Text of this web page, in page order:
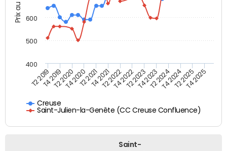
Creuse
Saint-Julien-la-Genête (CC Creuse Confluence)
T2 2019T4 2019T2 2020T4 2020T2 2021T4 2021T2 2022T4 2022T2 2023T4 2023T2 2024T4 2024T2 2025T4 2025
400
500
600
Saint-